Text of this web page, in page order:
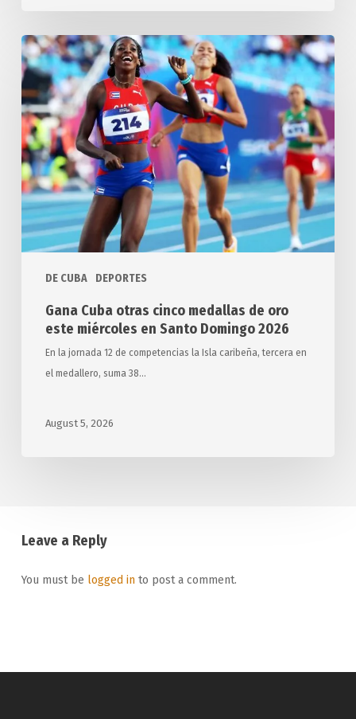
DE CUBA DEPORTES
Gana
Cuba
otras
cinco
medallas
de
oro
este
miércoles
en
Santo
Domingo
Gana Cuba otras cinco medallas de oro
este miércoles en Santo Domingo 2026
En la jornada 12 de competencias la Isla caribeña, tercera en
el medallero, suma 38…
August 5, 2026
Leave a Reply
You must be logged into post a comment.